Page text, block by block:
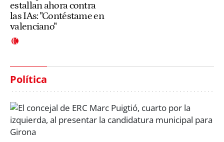
estallan ahora contra
las IAs: "Contéstame en
valenciano"
Política